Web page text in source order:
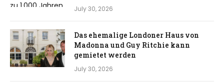
July 30, 2026
Das ehemalige Londoner Haus von
Madonna und Guy Ritchie kann
gemietet werden
July 30, 2026